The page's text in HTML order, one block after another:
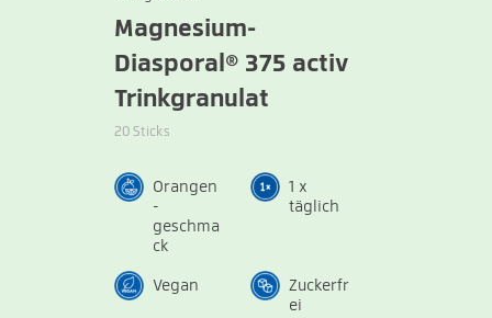
Magnesium-
Diasporal® 375 activ
Trinkgranulat
20 Sticks
Orangen
-
geschma
ck
1 x
täglich
Vegan
Zuckerfr
ei